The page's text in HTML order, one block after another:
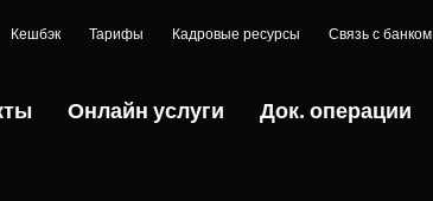
Кешбэк Тарифы Кадровые ресурсы Связь с банком
Онлайн услуги Док. операции